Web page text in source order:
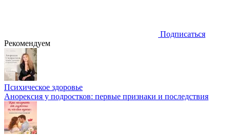
Подписаться
Рекомендуем
Психическое здоровье
Анорексия у подростков: первые признаки и последствия